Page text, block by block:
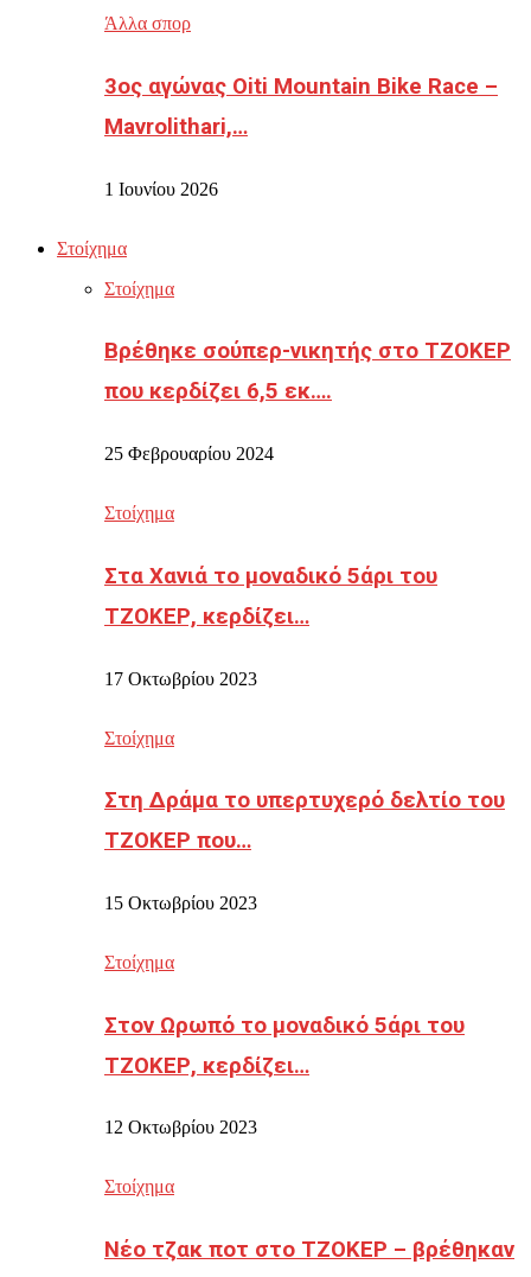
Άλλα σπορ
3ος αγώνας Oiti Mountain Bike Race –
Mavrolithari,…
1 Ιουνίου 2026
Στοίχημα
Στοίχημα
Βρέθηκε σούπερ-νικητής στο ΤΖΟΚΕΡ
που κερδίζει 6,5 εκ….
25 Φεβρουαρίου 2024
Στοίχημα
Στα Χανιά το μοναδικό 5άρι του
ΤΖΟΚΕΡ, κερδίζει…
17 Οκτωβρίου 2023
Στοίχημα
Στη Δράμα το υπερτυχερό δελτίο του
ΤΖΟΚΕΡ που…
15 Οκτωβρίου 2023
Στοίχημα
Στον Ωρωπό το μοναδικό 5άρι του
ΤΖΟΚΕΡ, κερδίζει…
12 Οκτωβρίου 2023
Στοίχημα
Νέο τζακ ποτ στο ΤΖΟΚΕΡ – βρέθηκαν